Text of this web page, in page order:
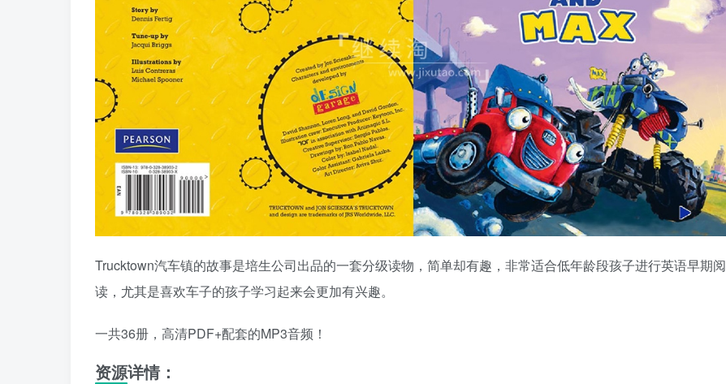
Trucktown汽车镇的故事是培生公司出品的一套分级读物，简单却有趣，非常适合低年龄段孩子进行英语早期阅
读，尤其是喜欢车子的孩子学习起来会更加有兴趣。
一共36册，高清PDF+配套的MP3音频！
资源详情：